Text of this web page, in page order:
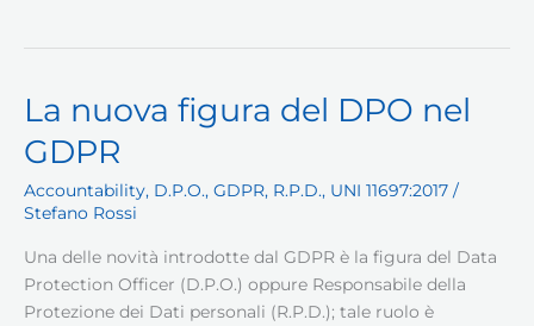
sistema
La nuova figura del DPO nel
GDPR
Accountability, D.P.O., GDPR, R.P.D., UNI 11697:2017 /
Stefano Rossi
Una delle novità introdotte dal GDPR è la figura del Data
Protection Officer (D.P.O.) oppure Responsabile della
Protezione dei Dati personali (R.P.D.); tale ruolo è